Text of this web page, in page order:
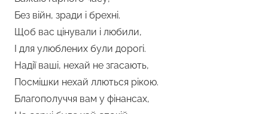
Без війн, зради і брехні.
Щоб вас цінували і любили,
І для улюблених були дорогі.
Надії ваші, нехай не згасають,
Посмішки нехай ллються рікою.
Благополуччя вам у фінансах,